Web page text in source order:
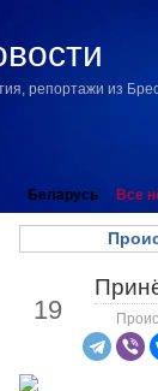
репортажи из
Беларусь Все
19